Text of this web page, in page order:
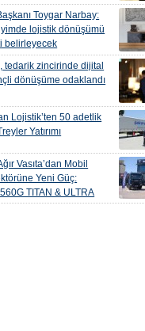
Toygar Narbay:
lojistik dönüşümü
belirleyecek
tedarik zincirinde dijital
dönüşüme odaklandı
Lojistik’ten 50 adetlik
Yatırımı
Vasıta’dan Mobil
Yeni Güç:
TITAN & ULTRA